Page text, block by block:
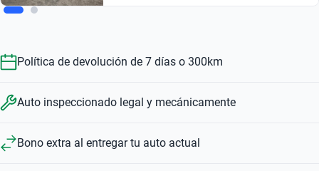
Política de devolución de 7 días o 300km
Auto inspeccionado legal y mecánicamente
Bono extra al entregar tu auto actual